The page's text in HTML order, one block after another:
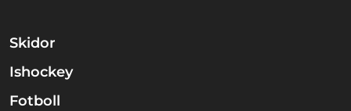
Skidor
Ishockey
Fotboll